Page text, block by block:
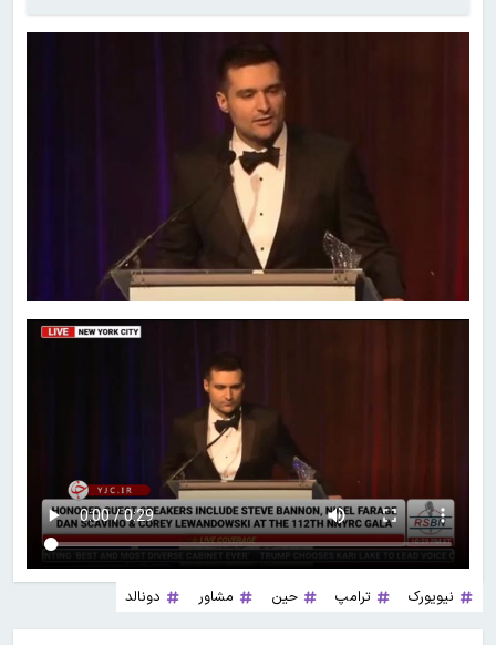
نیویورک ترامپ حین مشاور دونالد